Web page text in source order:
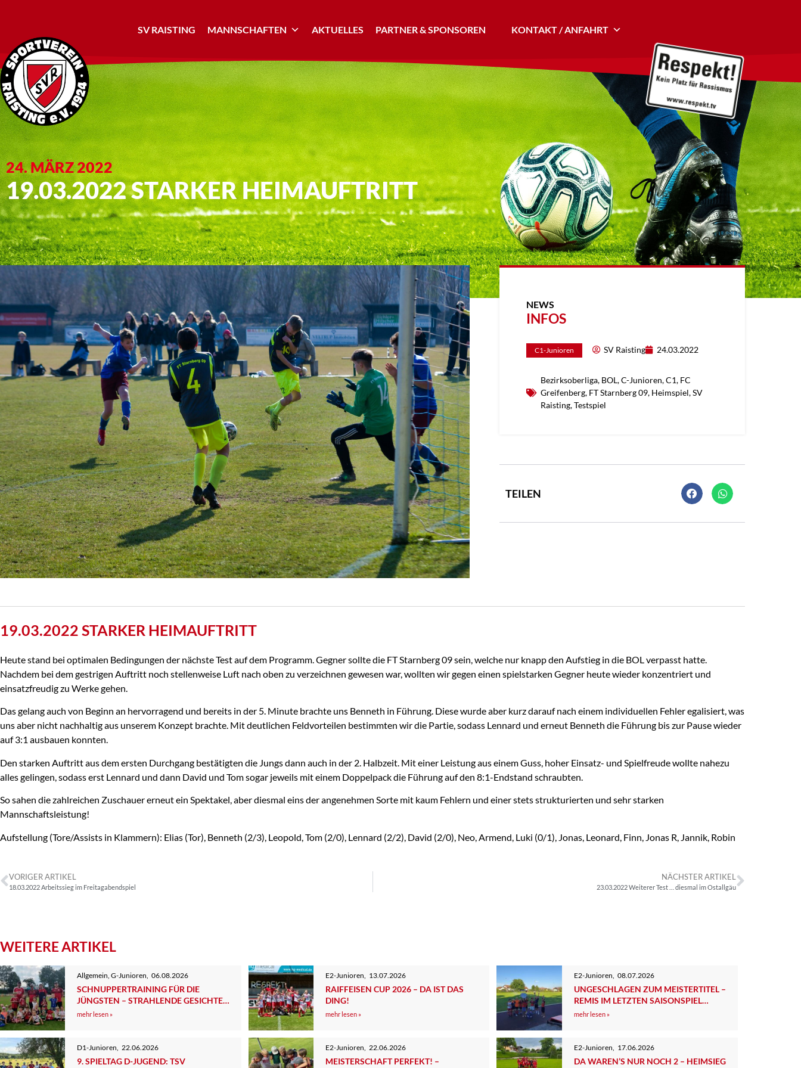
SV RAISTING MANNSCHAFTEN AKTUELLES PARTNER & SPONSOREN KONTAKT / ANFAHRT
24. MÄRZ 2022
19.03.2022 STARKER HEIMAUFTRITT
NEWS
INFOS
C1-Junioren SV Raisting 24.03.2022
Bezirksoberliga, BOL,C-Junioren,C1, FC
Greifenberg, FT Starnberg 09, Heimspiel,SV
Raisting,Testspiel
TEILEN
19.03.2022 STARKER HEIMAUFTRITT
Heute stand bei optimalen Bedingungen der nächste Test auf dem Programm. Gegner sollte die FT Starnberg 09 sein, welche nur knapp den Aufstieg in die BOL verpasst hatte.
Nachdem bei dem gestrigen Auftritt noch stellenweise Luft nach oben zu verzeichnen gewesen war, wollten wir gegen einen spielstarken Gegner heute wieder konzentriert und
einsatzfreudig zu Werke gehen.
Das gelang auch von Beginn an hervorragend und bereits in der 5. Minute brachte uns Benneth in Führung. Diese wurde aber kurz darauf nach einem individuellen Fehler egalisiert, was
uns aber nicht nachhaltig aus unserem Konzept brachte. Mit deutlichen Feldvorteilen bestimmten wir die Partie, sodass Lennard und erneut Benneth die Führung bis zur Pause wieder
auf 3:1 ausbauen konnten.
Den starken Auftritt aus dem ersten Durchgang bestätigten die Jungs dann auch in der 2. Halbzeit. Mit einer Leistung aus einem Guss, hoher Einsatz- und Spielfreude wollte nahezu
alles gelingen, sodass erst Lennard und dann David und Tom sogar jeweils mit einem Doppelpack die Führung auf den 8:1-Endstand schraubten.
So sahen die zahlreichen Zuschauer erneut ein Spektakel, aber diesmal eins der angenehmen Sorte mit kaum Fehlern und einer stets strukturierten und sehr starken
Mannschaftsleistung!
Aufstellung (Tore/Assists in Klammern): Elias (Tor), Benneth (2/3), Leopold, Tom (2/0), Lennard (2/2), David (2/0), Neo, Armend, Luki (0/1), Jonas, Leonard, Finn, Jonas R, Jannik, Robin
VORIGER ARTIKEL
18.03.2022 Arbeitssieg im Freitagabendspiel
NÄCHSTER ARTIKEL
23.03.2022 Weiterer Test … diesmal im Ostallgäu
WEITERE ARTIKEL
Allgemein ,G-Junioren 06.08.2026
SCHNUPPERTRAINING FÜR DIE
JÜNGSTEN – STRAHLENDE GESICHTER,
BEGEISTERTE KIDS UND ELTERN
mehr lesen »
E2-Junioren 13.07.2026
RAIFFEISEN CUP 2026 – DA IST DAS
DING!
mehr lesen »
E2-Junioren 08.07.2026
UNGESCHLAGEN ZUM MEISTERTITEL –
REMIS IM LETZTEN SAISONSPIEL
GEGEN DEN TSV TUTZING 2
mehr lesen »
D1-Junioren 22.06.2026
9. SPIELTAG D-JUGEND: TSV
E2-Junioren 22.06.2026
MEISTERSCHAFT PERFEKT! –
E2-Junioren 17.06.2026
DA WAREN’S NUR NOCH 2 – HEIMSIEG